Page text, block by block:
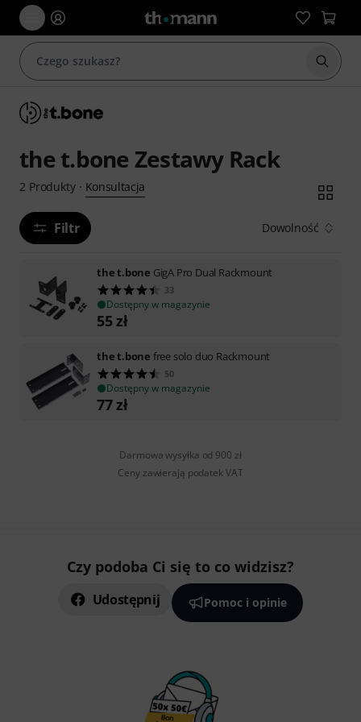
the t.bone Zestawy Rack
2 Produkty· Konsultacja
Filtr Dowolność
the t.bone GigA Pro Dual Rackmount
33
Dostępny w magazynie
55zł
the t.bone free solo duo Rackmount
50
Dostępny w magazynie
77zł
Darmowa wysyłka od 900 zł
Ceny zawierają podatek VAT
Czy podoba Ci się to co widzisz?
Udostępnij Pomoc i opinie